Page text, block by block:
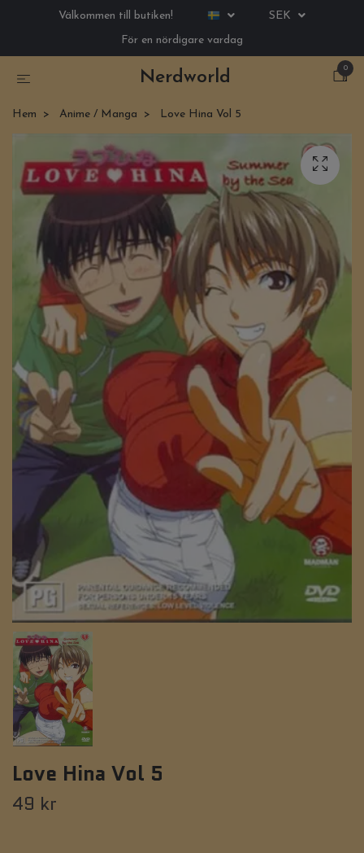
Välkommen till butiken!
SEK
För en nördigare vardag
Nerdworld
0
Hem Anime / Manga Love Hina Vol 5
Love Hina Vol 5
49 kr